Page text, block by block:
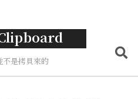
不是拷貝來的